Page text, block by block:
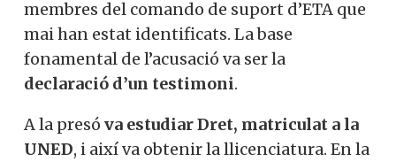
membres del comando de suport d’ETA que
mai han estat identificats. La base
fonamental de l’acusació va ser la
declaració d’un testimoni.
A la presó va estudiar Dret, matriculat a la
UNED, i així va obtenir la llicenciatura. En la